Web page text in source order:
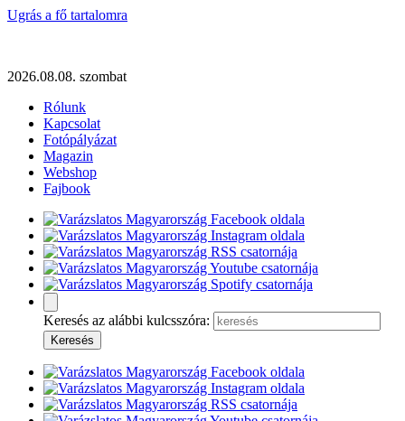
Ugrás a fő tartalomra
2026.08.08. szombat
Rólunk
Kapcsolat
Fotópályázat
Magazin
Webshop
Fajbook
Keresés az alábbi kulcsszóra: